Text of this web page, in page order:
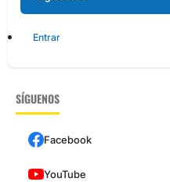
Entrar
SÍGUENOS
Facebook
YouTube